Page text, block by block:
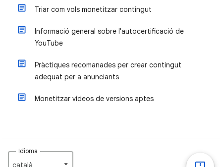
Triar com vols monetitzar contingut
Informació general sobre l'autocertificació de
YouTube
Pràctiques recomanades per crear contingut
adequat per a anunciants
Monetitzar vídeos de versions aptes
Idioma
català‎